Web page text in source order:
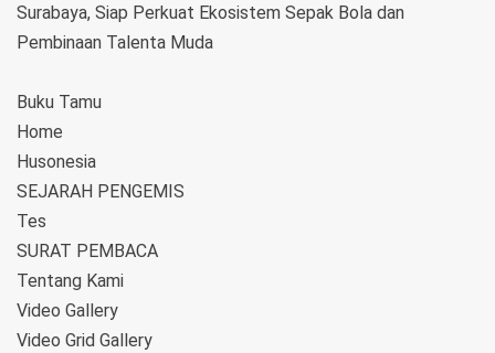
Surabaya, Siap Perkuat Ekosistem Sepak Bola dan
Pembinaan Talenta Muda
Buku Tamu
Home
Husonesia
SEJARAH PENGEMIS
Tes
SURAT PEMBACA
Tentang Kami
Video Gallery
Video Grid Gallery